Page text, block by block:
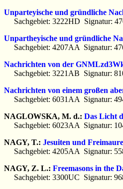
Unparteyische und gründliche
Sachgebiet: 3222HD Signatur:
Unpartheyische und gründliche
Sachgebiet: 4207AA Signatur:
Nachrichten von der
Sachgebiet: 3221AB Signatur:
Nachrichten von einem großen
Sachgebiet: 6031AA Signatur:
NAGLOWSKA, M. d.: Das Licht
Sachgebiet: 6023AA Signatur:
NAGY, T.: Jesuiten und
Sachgebiet: 4205AA Signatur:
NAGY, Z. L.: Freemasons in the
Sachgebiet: 3300UC Signatur: